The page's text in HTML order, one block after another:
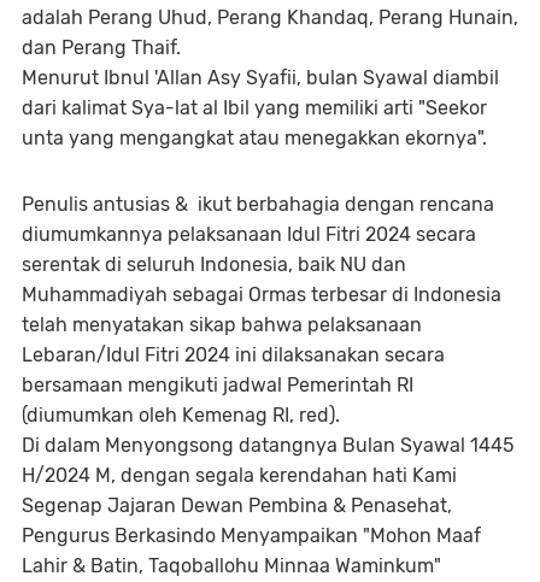
adalah Perang Uhud, Perang Khandaq, Perang Hunain,
dan Perang Thaif.
Menurut Ibnul 'Allan Asy Syafii, bulan Syawal diambil
dari kalimat Sya-lat al Ibil yang memiliki arti "Seekor
unta yang mengangkat atau menegakkan ekornya".
Penulis antusias & ikut berbahagia dengan rencana
diumumkannya pelaksanaan Idul Fitri 2024 secara
serentak di seluruh Indonesia, baik NU dan
Muhammadiyah sebagai Ormas terbesar di Indonesia
telah menyatakan sikap bahwa pelaksanaan
Lebaran/Idul Fitri 2024 ini dilaksanakan secara
bersamaan mengikuti jadwal Pemerintah RI
(diumumkan oleh Kemenag RI, red).
Di dalam Menyongsong datangnya Bulan Syawal 1445
H/2024 M, dengan segala kerendahan hati Kami
Segenap Jajaran Dewan Pembina & Penasehat,
Pengurus Berkasindo Menyampaikan "Mohon Maaf
Lahir & Batin, Taqoballohu Minnaa Waminkum"